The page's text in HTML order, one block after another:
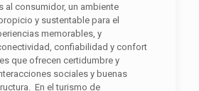
al consumidor, un ambiente
y sustentable para el
memorables, y
confiabilidad y confort
que ofrecen certidumbre y
sociales y buenas
En el turismo de